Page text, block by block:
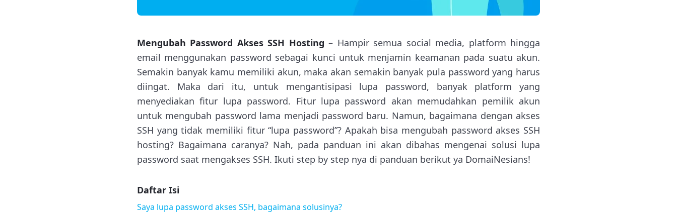
Mengubah Password Akses SSH Hosting– Hampir semua social media, platform hingga
email menggunakan password sebagai kunci untuk menjamin keamanan pada suatu akun.
Semakin banyak kamu memiliki akun, maka akan semakin banyak pula password yang harus
diingat. Maka dari itu, untuk mengantisipasi lupa password, banyak platform yang
menyediakan fitur lupa password. Fitur lupa password akan memudahkan pemilik akun
untuk mengubah password lama menjadi password baru. Namun, bagaimana dengan akses
SSH yang tidak memiliki fitur “lupa password”? Apakah bisa mengubah password akses SSH
hosting? Bagaimana caranya? Nah, pada panduan ini akan dibahas mengenai solusi lupa
password saat mengakses SSH. Ikuti step by step nya di panduan berikut ya DomaiNesians!
Daftar Isi
Saya lupa password akses SSH, bagaimana solusinya?